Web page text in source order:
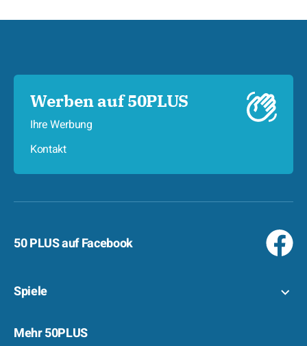
Werben auf 50PLUS
Ihre Werbung
Kontakt
50 PLUS auf Facebook
Spiele
Mehr 50PLUS